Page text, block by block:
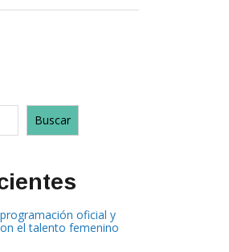
Buscar
oficial y
el talento femenino